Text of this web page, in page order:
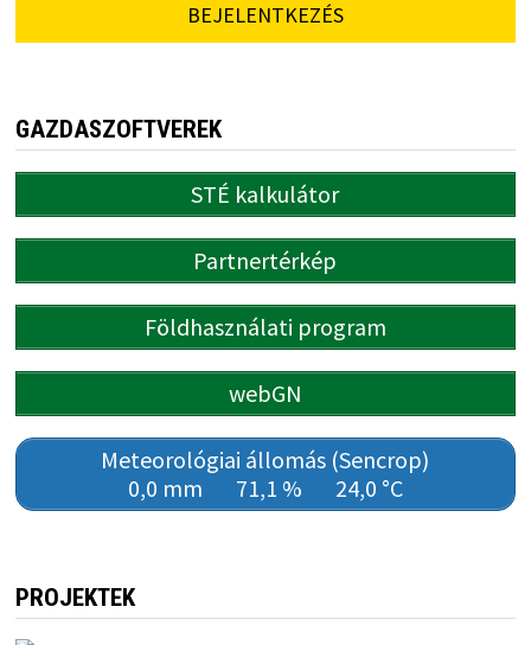
BEJELENTKEZÉS
GAZDASZOFTVEREK
STÉ kalkulátor
Partnertérkép
Földhasználati program
webGN
Meteorológiai állomás (Sencrop)
0,0 mm
71,1 % 24,0 °C
PROJEKTEK